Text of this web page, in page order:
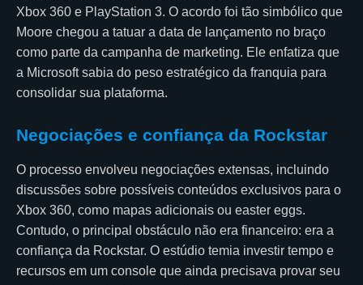
Xbox 360 e PlayStation 3. O acordo foi tão simbólico que
Moore chegou a tatuar a data de lançamento no braço
como parte da campanha de marketing. Ele enfatiza que
a Microsoft sabia do peso estratégico da franquia para
consolidar sua plataforma.
Negociações e confiança da Rockstar
O processo envolveu negociações extensas, incluindo
discussões sobre possíveis conteúdos exclusivos para o
Xbox 360, como mapas adicionais ou easter eggs.
Contudo, o principal obstáculo não era financeiro: era a
confiança da Rockstar. O estúdio temia investir tempo e
recursos em um console que ainda precisava provar seu